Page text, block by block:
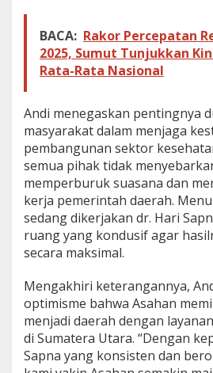
BACA: Rakor Percepatan
2025, Sumut Tunjukkan
Rata-Rata Nasional
Andi menegaskan pentingnya
masyarakat dalam menjaga
pembangunan sektor
semua pihak tidak
memperburuk suasana dan
kerja pemerintah daerah.
sedang dikerjakan dr. Hari
ruang yang kondusif agar
secara maksimal.
Mengakhiri keterangannya,
optimisme bahwa Asahan
menjadi daerah dengan
di Sumatera Utara. “Dengan
Sapna yang konsisten dan